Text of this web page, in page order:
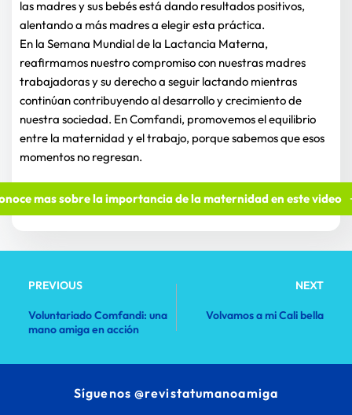
las madres y sus bebés está dando resultados positivos,
alentando a más madres a elegir esta práctica.
En la Semana Mundial de la Lactancia Materna,
reafirmamos nuestro compromiso con nuestras madres
trabajadoras y su derecho a seguir lactando mientras
continúan contribuyendo al desarrollo y crecimiento de
nuestra sociedad. En Comfandi, promovemos el equilibrio
entre la maternidad y el trabajo, porque sabemos que esos
momentos no regresan.
mas sobre la importancia de la maternidad en este video
PREVIOUS NEXT
Voluntariado Comfandi: una
mano amiga en acción
Volvamos a mi Cali bella
Síguenos @revistatumanoamiga